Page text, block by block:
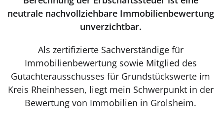
neutrale nachvollziehbare Immobilienbewertung
unverzichtbar.
Als zertifizierte Sachverständige für
Immobilienbewertung sowie Mitglied des
Gutachterausschusses für Grundstückswerte im
Kreis Rheinhessen, liegt mein Schwerpunkt in der
Bewertung von Immobilien in Grolsheim.